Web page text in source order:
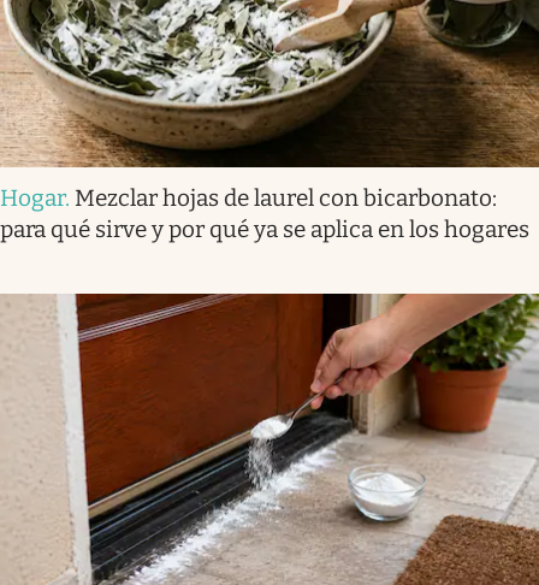
Hogar. Mezclar hojas de laurel con bicarbonato:
para qué sirve y por qué ya se aplica en los hogares